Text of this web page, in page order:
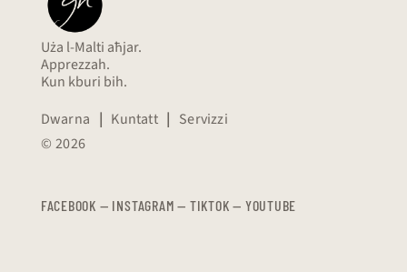
Uża l-Malti aħjar.
Apprezzah.
Kun kburi bih.
Dwarna | Kuntatt | Servizzi
© 2026
FACEBOOK — INSTAGRAM — TIKTOK — YOUTUBE